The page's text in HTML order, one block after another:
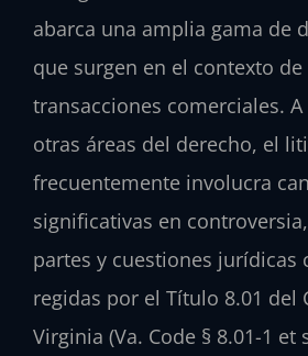
abarca una amplia gama de
que surgen en el contexto
transacciones comerciales.
otras áreas del derecho, el
frecuentemente involucra
significativas en
partes y cuestiones jurídicas
regidas por el Título 8.01 del
Virginia (Va. Code § 8.01-1 et